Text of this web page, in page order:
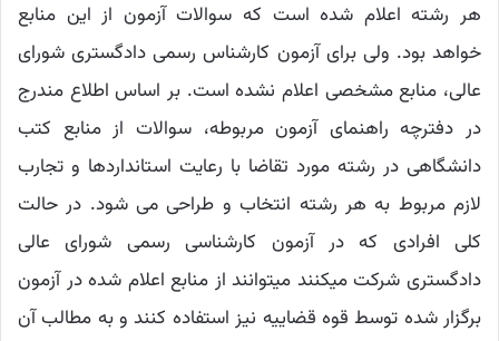
هر رشته اعلام شده است که سوالات آزمون از این منابع
خواهد بود. ولی برای آزمون کارشناس رسمی دادگستری شورای
عالی، منابع مشخصی اعلام نشده است. بر اساس اطلاع مندرج
در دفترچه راهنمای آزمون مربوطه، سوالات از منابع کتب
دانشگاهی در رشته مورد تقاضا با رعایت استانداردها و تجارب
لازم مربوط به هر رشته انتخاب و طراحی می شود. در حالت
کلی افرادی که در آزمون کارشناسی رسمی شورای عالی
دادگستری شرکت میکنند میتوانند از منابع اعلام شده در آزمون
برگزار شده توسط قوه قضاییه نیز استفاده کنند و به مطالب آن